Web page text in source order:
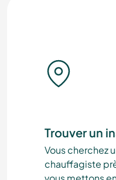
Trouver un
Vous cherchez
chauffagiste